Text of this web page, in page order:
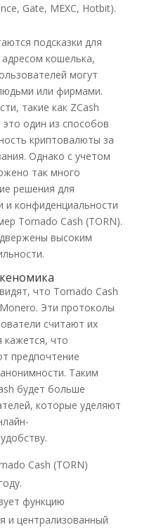
Gate, MEXC, Hotbit).
подсказки для
кошелька,
могут
или фирмами.
такие как ZCash
один из способов
криптовалюты за
Однако с учетом
так много
решения для
и конфиденциальности
Tornado Cash (TORN).
высоким
что Tornado Cash
Эти протоколы
считают их
кажется, что
предпочтение
Таким
будет больше
которые уделяют
Cash (TORN)
функцию
и централизованный